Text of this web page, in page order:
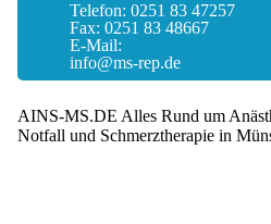
Telefon: 0251 83 47257
Fax: 0251 83 48667
E-Mail:
info@ms-rep.de
AINS-MS.DE Alles Rund um
Notfall und Schmerztherapie in